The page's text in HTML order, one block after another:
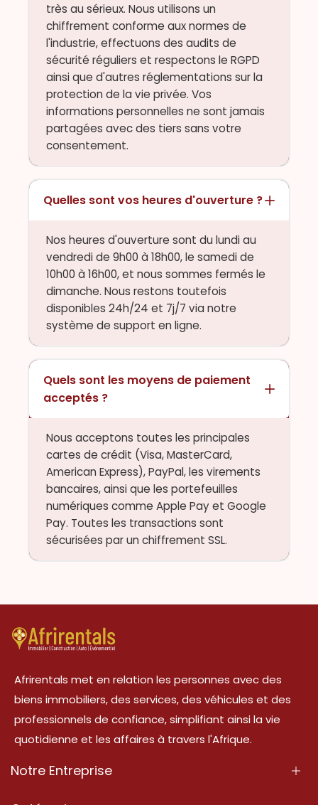
très au sérieux. Nous utilisons un
chiffrement conforme aux normes de
l'industrie, effectuons des audits de
sécurité réguliers et respectons le RGPD
ainsi que d'autres réglementations sur la
protection de la vie privée. Vos
informations personnelles ne sont jamais
partagées avec des tiers sans votre
consentement.
Quelles sont vos heures d'ouverture ?
Nos heures d'ouverture sont du lundi au
vendredi de 9h00 à 18h00, le samedi de
10h00 à 16h00, et nous sommes fermés le
dimanche. Nous restons toutefois
disponibles 24h/24 et 7j/7 via notre
système de support en ligne.
Quels sont les moyens de paiement
acceptés ?
Nous acceptons toutes les principales
cartes de crédit (Visa, MasterCard,
American Express), PayPal, les virements
bancaires, ainsi que les portefeuilles
numériques comme Apple Pay et Google
Pay. Toutes les transactions sont
sécurisées par un chiffrement SSL.
Afrirentals met en relation les personnes avec des
biens immobiliers, des services, des véhicules et des
professionnels de confiance, simplifiant ainsi la vie
quotidienne et les affaires à travers l'Afrique.
Notre Entreprise